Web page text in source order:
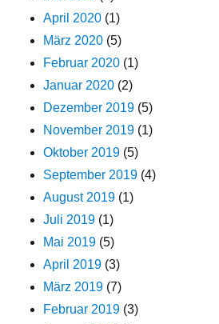
April 2020 (1)
März 2020 (5)
Februar 2020 (1)
Januar 2020 (2)
Dezember 2019 (5)
November 2019 (1)
Oktober 2019 (5)
September 2019 (4)
August 2019 (1)
Juli 2019 (1)
Mai 2019 (5)
April 2019 (3)
März 2019 (7)
Februar 2019 (3)